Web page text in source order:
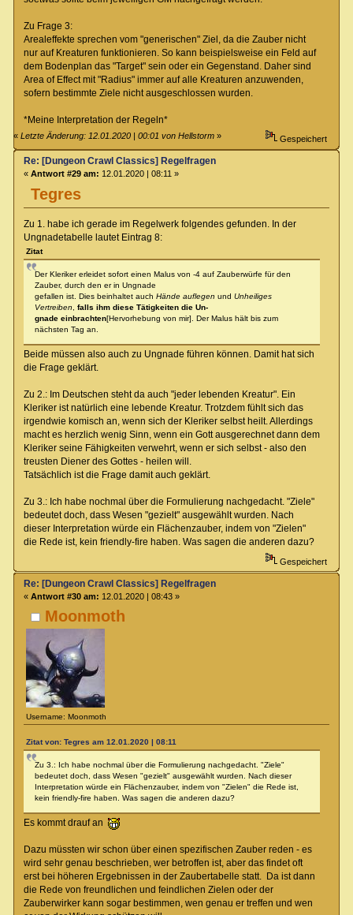
Zu Frage 3:
Arealeffekte sprechen vom "generischen" Ziel, da die Zauber nicht
nur auf Kreaturen funktionieren. So kann beispielsweise ein Feld auf
dem Bodenplan das "Target" sein oder ein Gegenstand. Daher sind
Area of Effect mit "Radius" immer auf alle Kreaturen anzuwenden,
sofern bestimmte Ziele nicht ausgeschlossen wurden.
*Meine Interpretation der Regeln*
«Letzte Änderung: 12.01.2020 | 00:01 von Hellstorm » Gespeichert
Tegres
Re: [Dungeon Crawl Classics] Regelfragen
« Antwort #29 am: 12.01.2020 | 08:11 »
Zu 1. habe ich gerade im Regelwerk folgendes gefunden. In der
Ungnadetabelle lautet Eintrag 8:
Zitat
Der Kleriker erleidet sofort einen Malus von -4 auf Zauberwürfe für den
Zauber, durch den er in Ungnade
gefallen ist. Dies beinhaltet auch Hände auflegen und Unheiliges
Vertreiben, falls ihm diese Tätigkeiten die Un-
gnade einbrachten[Hervorhebung von mir]. Der Malus hält bis zum
nächsten Tag an.
Beide müssen also auch zu Ungnade führen können. Damit hat sich
die Frage geklärt.
Zu 2.: Im Deutschen steht da auch "jeder lebenden Kreatur". Ein
Kleriker ist natürlich eine lebende Kreatur. Trotzdem fühlt sich das
irgendwie komisch an, wenn sich der Kleriker selbst heilt. Allerdings
macht es herzlich wenig Sinn, wenn ein Gott ausgerechnet dann dem
Kleriker seine Fähigkeiten verwehrt, wenn er sich selbst - also den
treusten Diener des Gottes - heilen will.
Tatsächlich ist die Frage damit auch geklärt.
Zu 3.: Ich habe nochmal über die Formulierung nachgedacht. "Ziele"
bedeutet doch, dass Wesen "gezielt" ausgewählt wurden. Nach
dieser Interpretation würde ein Flächenzauber, indem von "Zielen"
die Rede ist, kein friendly-fire haben. Was sagen die anderen dazu?
Gespeichert
Moonmoth
Username: Moonmoth
Re: [Dungeon Crawl Classics] Regelfragen
« Antwort #30 am: 12.01.2020 | 08:43 »
Zitat von: Tegres am 12.01.2020 | 08:11
Zu 3.: Ich habe nochmal über die Formulierung nachgedacht. "Ziele"
bedeutet doch, dass Wesen "gezielt" ausgewählt wurden. Nach dieser
Interpretation würde ein Flächenzauber, indem von "Zielen" die Rede ist,
kein friendly-fire haben. Was sagen die anderen dazu?
Es kommt drauf an
Dazu müssten wir schon über einen spezifischen Zauber reden - es
wird sehr genau beschrieben, wer betroffen ist, aber das findet oft
erst bei höheren Ergebnissen in der Zaubertabelle statt. Da ist dann
die Rede von freundlichen und feindlichen Zielen oder der
Zauberwirker kann sogar bestimmen, wen genau er treffen und wen